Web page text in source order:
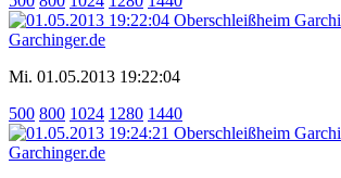
Mi. 01.05.2013 19:22:04
500 800 1024 1280 1440